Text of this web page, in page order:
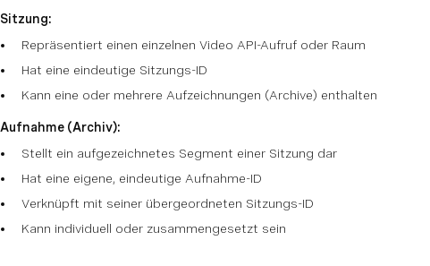
Sitzung:
Repräsentiert einen einzelnen Video API-Aufruf oder Raum
Hat eine eindeutige Sitzungs-ID
Kann eine oder mehrere Aufzeichnungen (Archive) enthalten
Aufnahme (Archiv):
Stellt ein aufgezeichnetes Segment einer Sitzung dar
Hat eine eigene, eindeutige Aufnahme-ID
Verknüpft mit seiner übergeordneten Sitzungs-ID
Kann individuell oder zusammengesetzt sein